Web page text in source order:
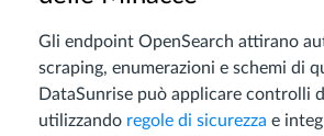
Gli endpoint OpenSearch attirano
scraping, enumerazioni e schemi di
DataSunrise può applicare controlli
utilizzando regole di sicurezza e